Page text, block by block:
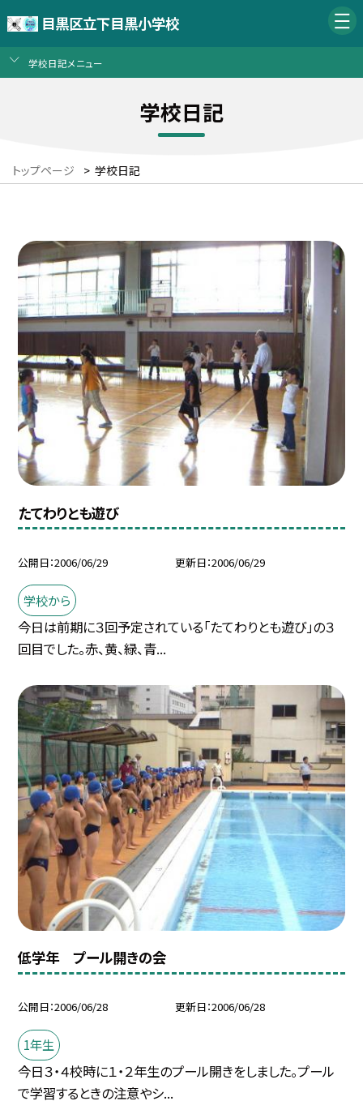
目黒区立下目黒小学校
学校日記メニュー
学校日記
トップページ > 学校日記
たてわりとも遊び
公開日 2006/06/29 更新日 2006/06/29
学校から
今日は前期に３回予定されている「たてわりとも遊び」の３
回目でした。赤、黄、緑、青...
低学年 プール開きの会
公開日 2006/06/28 更新日 2006/06/28
1年生
今日３・４校時に１・２年生のプール開きをしました。プール
で学習するときの注意やシ...